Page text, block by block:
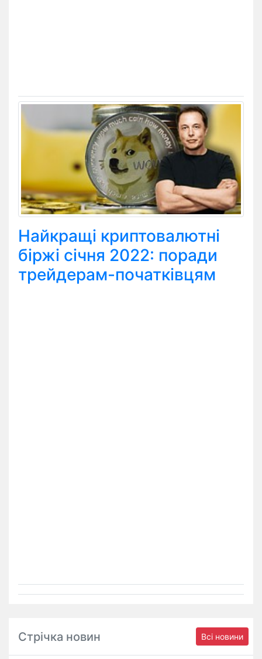
Найкращі криптовалютні
біржі січня 2022: поради
трейдерам-початківцям
Стрічка новин Всі новини